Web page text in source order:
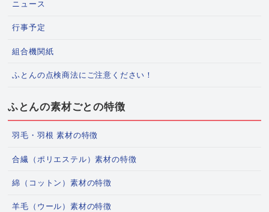
ニュース
行事予定
組合機関紙
ふとんの点検商法にご注意ください！
ふとんの素材ごとの特徴
羽毛・羽根 素材の特徴
合繊（ポリエステル）素材の特徴
綿（コットン）素材の特徴
羊毛（ウール）素材の特徴